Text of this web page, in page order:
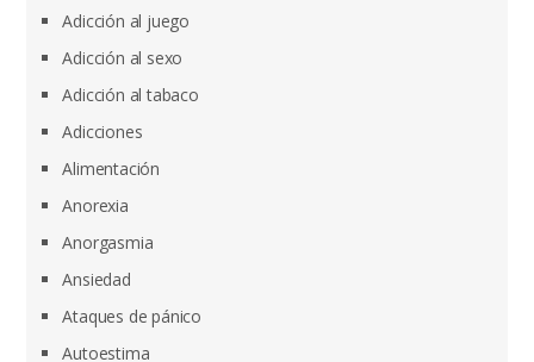
Adicción al juego
Adicción al sexo
Adicción al tabaco
Adicciones
Alimentación
Anorexia
Anorgasmia
Ansiedad
Ataques de pánico
Autoestima